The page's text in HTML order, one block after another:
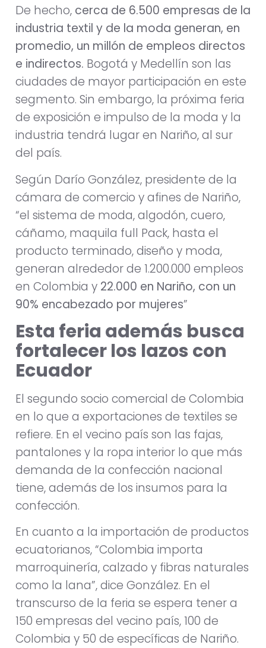
De hecho, cerca de 6.500 empresas de la
industria textil y de la moda generan, en
promedio, un millón de empleos directos
e indirectos. Bogotá y Medellín son las
ciudades de mayor participación en este
segmento. Sin embargo, la próxima feria
de exposición e impulso de la moda y la
industria tendrá lugar en Nariño, al sur
del país.
Según Darío González, presidente de la
cámara de comercio y afines de Nariño,
“el sistema de moda, algodón, cuero,
cáñamo, maquila full Pack, hasta el
producto terminado, diseño y moda,
generan alrededor de 1.200.000 empleos
en Colombia y 22.000 en Nariño, con un
90% encabezado por mujeres”
Esta feria además busca
fortalecer los lazos con
Ecuador
El segundo socio comercial de Colombia
en lo que a exportaciones de textiles se
refiere. En el vecino país son las fajas,
pantalones y la ropa interior lo que más
demanda de la confección nacional
tiene, además de los insumos para la
confección.
En cuanto a la importación de productos
ecuatorianos, “Colombia importa
marroquinería, calzado y fibras naturales
como la lana”, dice González. En el
transcurso de la feria se espera tener a
150 empresas del vecino país, 100 de
Colombia y 50 de específicas de Nariño.